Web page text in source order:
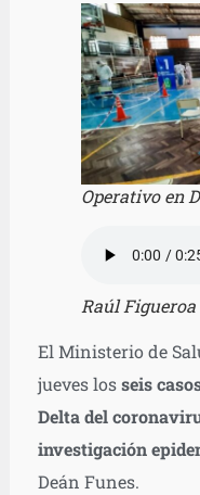
Operativo en
Raúl
El Ministerio de
jueves losseis
Delta del
investigación
Deán Funes.